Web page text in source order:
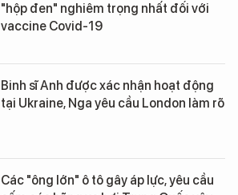
"hộp đen" nghiêm trọng nhất đối với
vaccine Covid-19
Binh sĩ Anh được xác nhận hoạt động
tại Ukraine, Nga yêu cầu London làm rõ
Các "ông lớn" ô tô gây áp lực, yêu cầu